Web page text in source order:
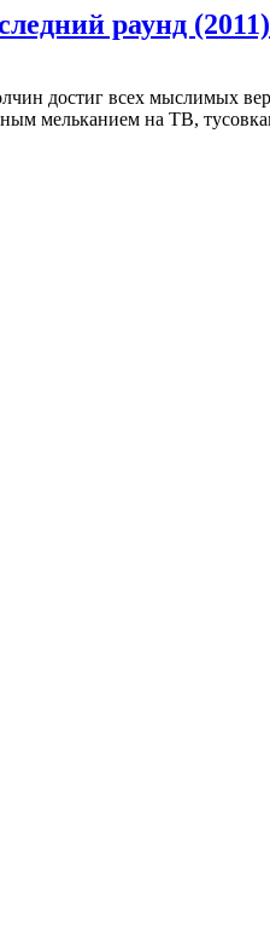
раунд (2011)
достиг всех мыслимых
мельканием на ТВ,